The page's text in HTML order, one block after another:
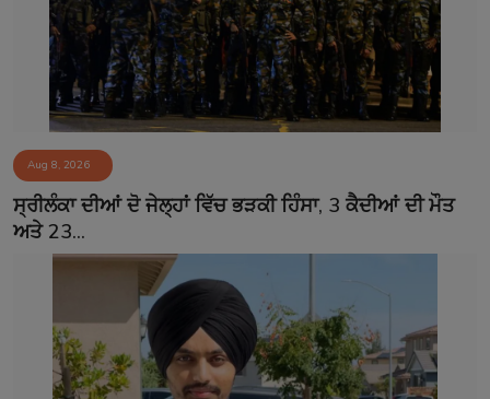
Aug 8, 2026
ਸ੍ਰੀਲੰਕਾ ਦੀਆਂ ਦੋ ਜੇਲ੍ਹਾਂ ਵਿੱਚ ਭੜਕੀ ਹਿੰਸਾ, 3 ਕੈਦੀਆਂ ਦੀ ਮੌਤ
ਅਤੇ 23...